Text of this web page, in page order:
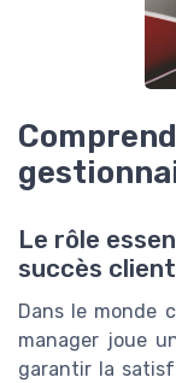
Le rôle
succès client
Dans le monde
manager joue
garantir la